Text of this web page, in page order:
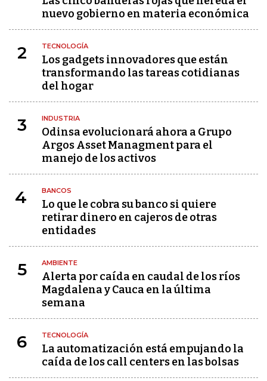
nuevo gobierno en materia económica
2 TECNOLOGÍA
Los gadgets innovadores que están
transformando las tareas cotidianas
del hogar
3 INDUSTRIA
Odinsa evolucionará ahora a Grupo
Argos Asset Managment para el
manejo de los activos
4 BANCOS
Lo que le cobra su banco si quiere
retirar dinero en cajeros de otras
entidades
5 AMBIENTE
Alerta por caída en caudal de los ríos
Magdalena y Cauca en la última
semana
6 TECNOLOGÍA
La automatización está empujando la
caída de los call centers en las bolsas